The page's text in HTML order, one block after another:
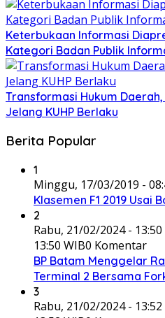
Keterbukaan Informasi
Kategori Badan Publik
Transformasi Hukum
Jelang KUHP Berlaku
Berita Popular
1
Minggu, 17/03/2019 -
Klasemen F1 2019 Usai
2
Rabu, 21/02/2024 - 13:50
13:50 WIB0 Komentar
BP Batam Menggelar
Terminal 2 Bersama
3
Rabu, 21/02/2024 - 13:52